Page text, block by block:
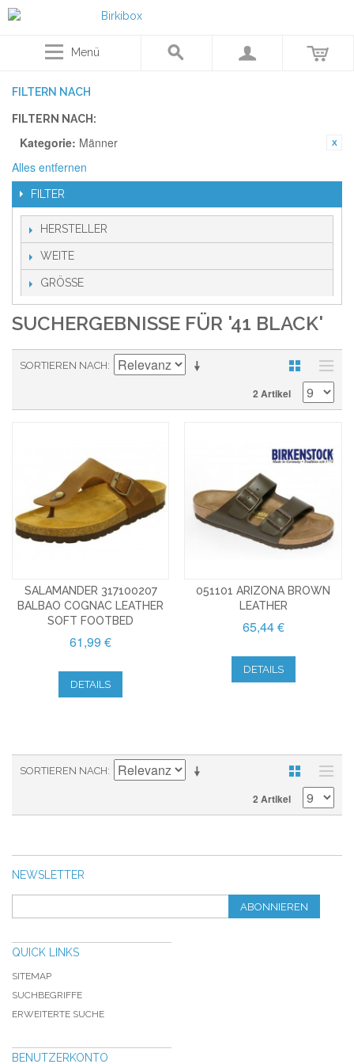
Menü
FILTERN NACH
FILTERN NACH:
Kategorie: Männer
Alles entfernen
FILTER
HERSTELLER
WEITE
GRÖSSE
SUCHERGEBNISSE FÜR '41 BLACK'
SORTIEREN NACH
2 Artikel
SALAMANDER 317100207
BALBAO COGNAC LEATHER
SOFT FOOTBED
61,99 €
DETAILS
051101 ARIZONA BROWN
LEATHER
65,44 €
DETAILS
SORTIEREN NACH
2 Artikel
NEWSLETTER
ABONNIEREN
QUICK LINKS
SITEMAP
SUCHBEGRIFFE
ERWEITERTE SUCHE
BENUTZERKONTO